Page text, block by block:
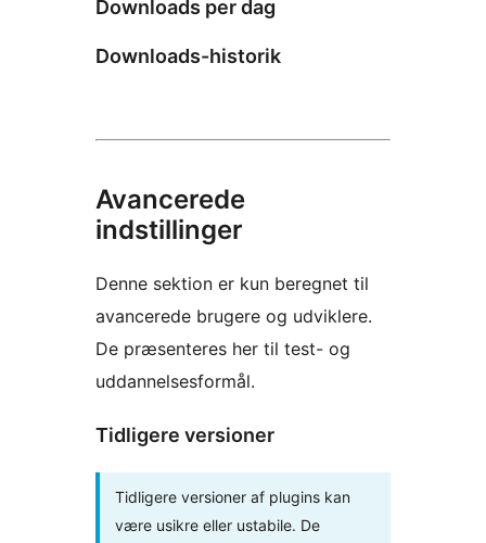
Downloads per dag
Downloads-historik
Avancerede
indstillinger
Denne sektion er kun beregnet til
avancerede brugere og udviklere.
De præsenteres her til test- og
uddannelsesformål.
Tidligere versioner
Tidligere versioner af plugins kan
være usikre eller ustabile. De